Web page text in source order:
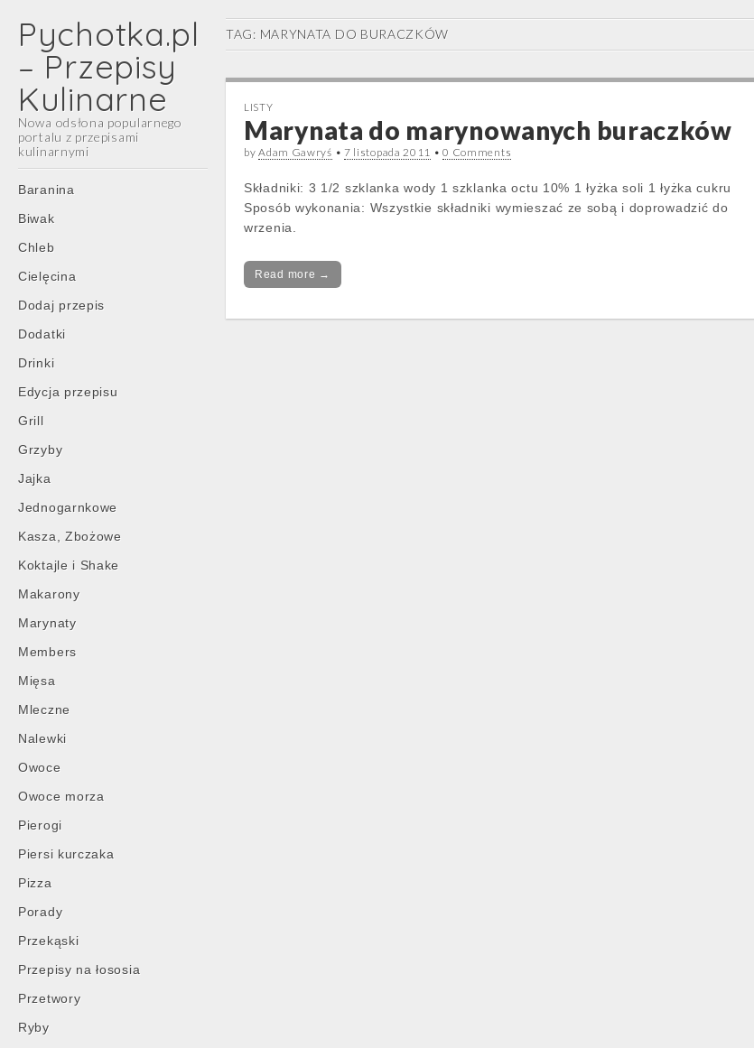
Pychotka.pl
– Przepisy
Kulinarne
Nowa odsłona popularnego
portalu z przepisami
kulinarnymi
Main
menu
Skip
content
Baranina
Biwak
Chleb
Cielęcina
Dodaj przepis
Dodatki
Drinki
Edycja przepisu
Grill
Grzyby
Jajka
Jednogarnkowe
Kasza, Zbożowe
Koktajle i Shake
Makarony
Marynaty
Members
Mięsa
Mleczne
Nalewki
Owoce
Owoce morza
Pierogi
Piersi kurczaka
Pizza
Porady
Przekąski
Przepisy na łososia
Przetwory
Ryby
TAG: MARYNATA DO BURACZKÓW
LISTY
Marynata do marynowanych buraczków
byAdam Gawryś • 7 listopada 2011 •0 Comments
Składniki: 3 1/2 szklanka wody 1 szklanka octu 10% 1 łyżka soli 1 łyżka cukru
Sposób wykonania: Wszystkie składniki wymieszać ze sobą i doprowadzić do
wrzenia.
Read more →